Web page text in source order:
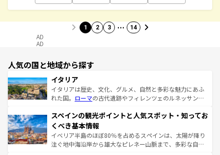
1 2 3 … 14
AD
AD
人気の国と地域から探す
イタリア
イタリアは歴史、文化、グルメ、自然と多彩な魅力にあふ
れた国。 ローマの古代遺跡やフィレンツェのルネッサンス
ろん、トスカーナの美しい田園風景やアマルフィ海岸の絶
景など、自然景観も見逃せない。観光の合間には、本場の
ピザやパスタなど、絶品のイタリア料理を堪能することも
できる。朝目覚めてから夜眠るまで、すべての瞬間を楽し
スペインの観光ポイントと人気スポット・知ってお
くべき基本情報
イベリア半島のほぼ80％を占めるスペインは、太陽が降り
注ぐ地中海沿岸から雄大なピレネー山脈まで、多彩な自然